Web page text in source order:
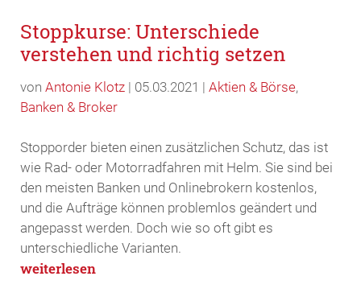
Stoppkurse: Unterschiede
verstehen und richtig setzen
von Antonie Klotz| 05.03.2021 | Aktien & Börse,
Banken & Broker
Stopporder bieten einen zusätzlichen Schutz, das ist
wie Rad- oder Motorradfahren mit Helm. Sie sind bei
den meisten Banken und Onlinebrokern kostenlos,
und die Aufträge können problemlos geändert und
angepasst werden. Doch wie so oft gibt es
unterschiedliche Varianten.
weiterlesen